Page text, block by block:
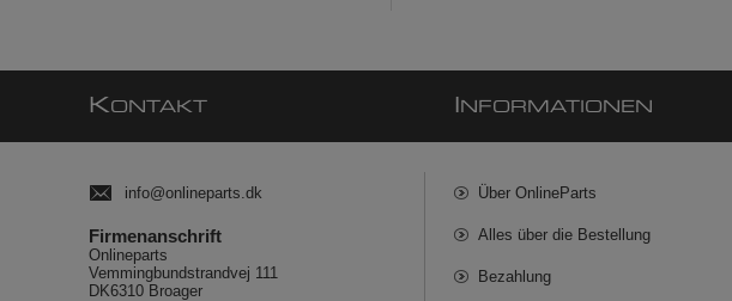
KONTAKT
info@onlineparts.dk
Firmenanschrift
Onlineparts
Vemmingbundstrandvej 111
DK6310 Broager
NFORMATIONEN
Über OnlineParts
Alles über die Bestellung
Bezahlung